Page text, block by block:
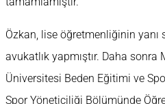
Özkan, lise öğretmenliğinin yanı
avukatlık yapmıştır. Daha sonra
Üniversitesi Beden Eğitimi ve
Spor Yöneticiliği Bölümünde